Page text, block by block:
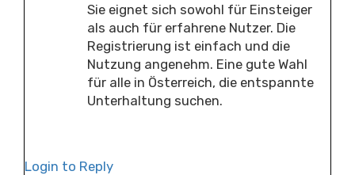
Sie eignet sich sowohl für Einsteiger
als auch für erfahrene Nutzer. Die
Registrierung ist einfach und die
Nutzung angenehm. Eine gute Wahl
für alle in Österreich, die entspannte
Unterhaltung suchen.
Login to Reply